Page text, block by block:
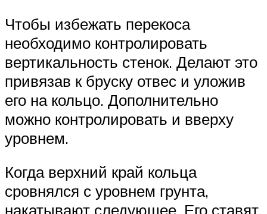
Чтобы избежать перекоса
необходимо контролировать
вертикальность стенок. Делают это
привязав к бруску отвес и уложив
его на кольцо. Дополнительно
можно контролировать и вверху
уровнем.
Когда верхний край кольца
сровнялся с уровнем грунта,
накатывают следующее. Его ставят